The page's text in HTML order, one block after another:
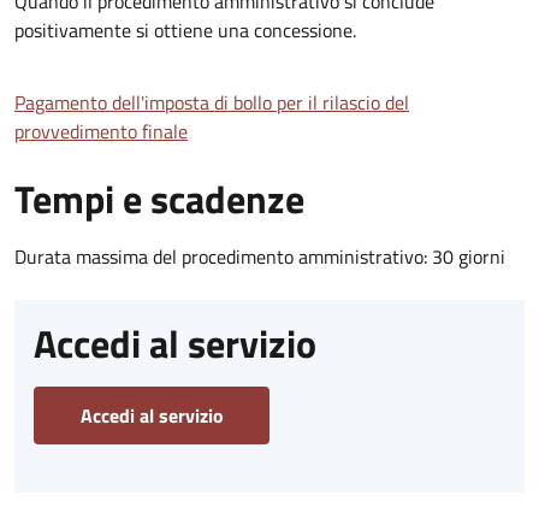
positivamente si ottiene una concessione.
Pagamento dell'imposta di bollo per il rilascio del
provvedimento finale
Tempi e scadenze
Durata massima del procedimento amministrativo: 30 giorni
Accedi al servizio
Accedi al servizio